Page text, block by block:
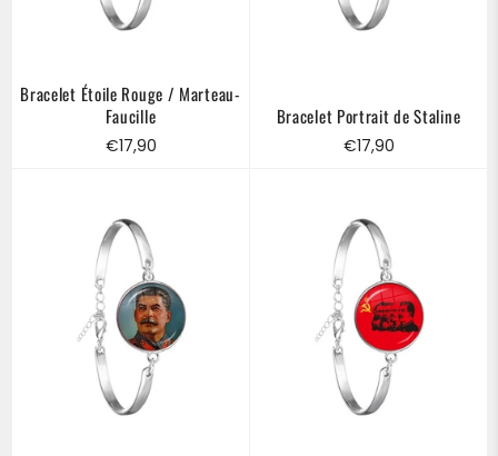
Bracelet Étoile Rouge / Marteau-
Faucille
Prix
€17,90
Bracelet Portrait de Staline
Prix
€17,90